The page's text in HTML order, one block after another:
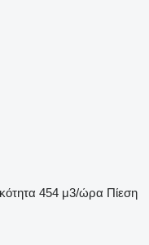
454 μ3/ώρα Πίεση